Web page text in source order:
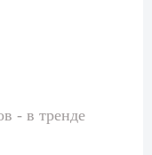
- в тренде